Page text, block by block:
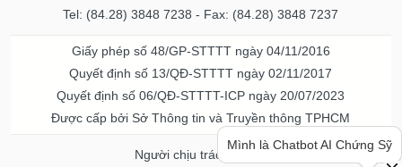
Tel: (84.28) 3848 7238 - Fax: (84.28) 3848 7237
Giấy phép số 48/GP-STTTT ngày 04/11/2016
Quyết định số 13/QĐ-STTTT ngày 02/11/2017
Quyết định số 06/QĐ-STTTT-ICP ngày 20/07/2023
Được cấp bởi Sở Thông tin và Truyền thông TPHCM
Người chịu trách nhiệm
hay lời khuyên về chứng khoán?
Hãy hỏi mình nhé!